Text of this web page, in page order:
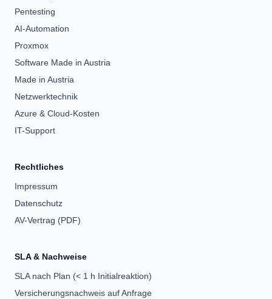
Pentesting
AI-Automation
Proxmox
Software Made in Austria
Made in Austria
Netzwerktechnik
Azure & Cloud-Kosten
IT-Support
Rechtliches
Impressum
Datenschutz
AV-Vertrag (PDF)
SLA & Nachweise
SLA nach Plan (< 1 h Initialreaktion)
Versicherungsnachweis auf Anfrage